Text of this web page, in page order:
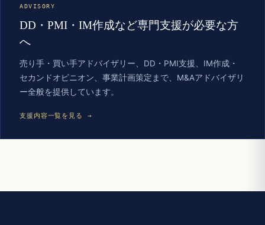
ADVISORY
DD・PMI・IM作成など専門支援が必要な方
へ
売り手・買い手アドバイザリー、DD・PMI支援、IM作成・
セカンドオピニオン、事業計画策定まで、M&Aアドバイザリ
ー全般を提供しています。
支援内容一覧を見る →